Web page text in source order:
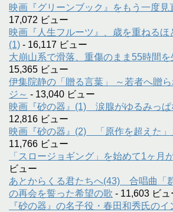
映画『グリーンブック』をもう一度見
17,072 ビュー
映画『人生フルーツ』、歳を重ねるほ
(1) - 16,117 ビュー
大崩山系で滑落、重傷のまま55時間
15,365 ビュー
伊集院静の「贈る言葉」 ～若者へ贈
ジ～ - 13,040 ビュー
映画『砂の器』(1) 涙腺がゆるみっぱ
12,816 ビュー
映画『砂の器』(2) 「原作を超えた」
11,766 ビュー
「スロージョギング」を始めて1ヶ月
ビュー
あとからくる君たちへ(43) 合唱曲「
の再会を誓った希望の歌 - 11,603 ビュ
『砂の器』の名子役・春田和秀氏の